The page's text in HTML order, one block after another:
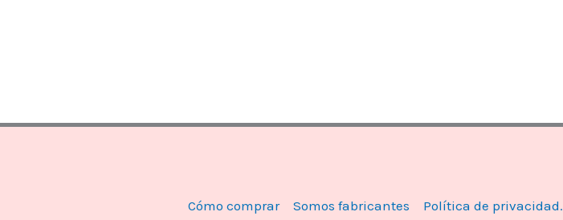
Cómo comprar Somos fabricantes Política de privacidad.